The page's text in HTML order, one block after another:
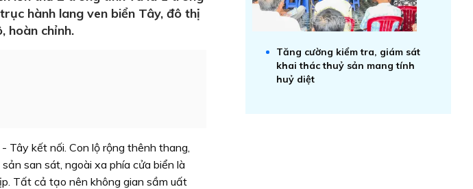
hành lang ven biển Tây, đô thị
hoàn chỉnh.
kết nối. Con lộ rộng thênh thang,
san sát, ngoài xa phía cửa biển là
Tất cả tạo nên không gian sầm uất
Tăng cường kiểm tra, giám sát
khai thác thuỷ sản mang tính
huỷ diệt